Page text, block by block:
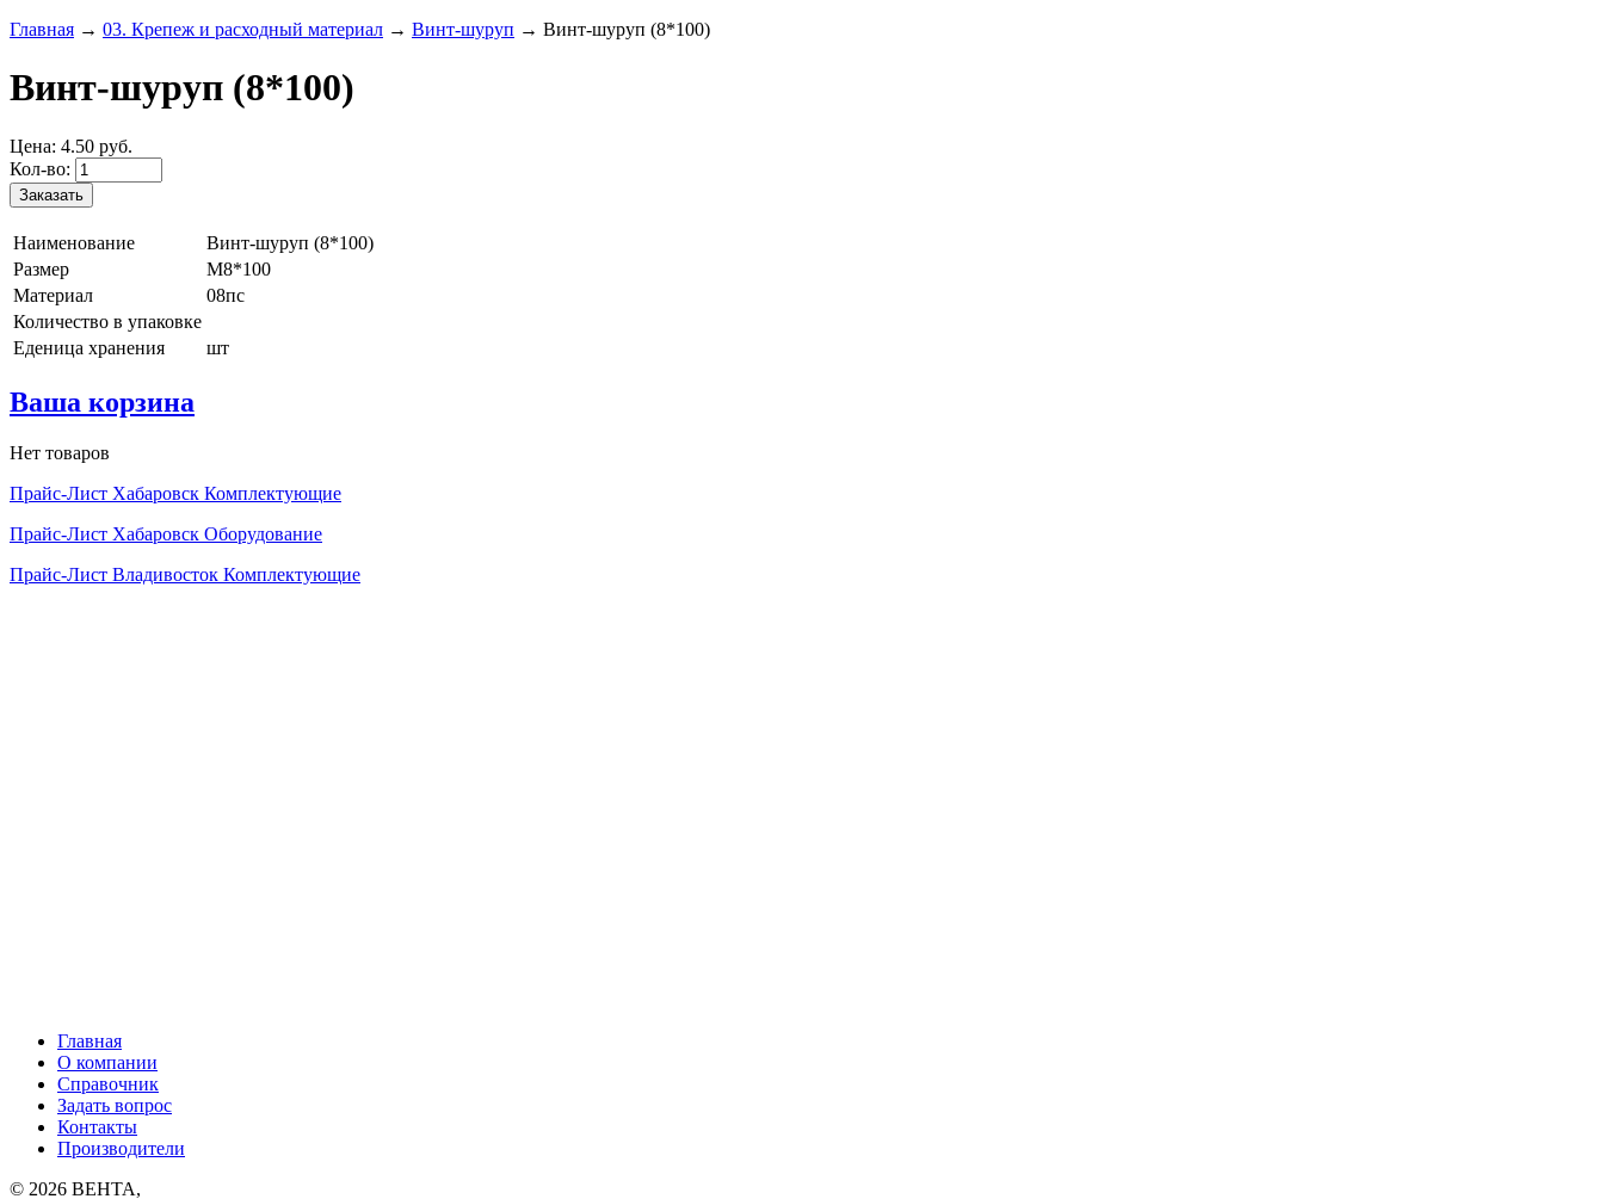
Главная → 03. Крепеж и расходный материал → Винт-шуруп → Винт-шуруп (8*100)
Винт-шуруп (8*100)
Цена: 4.50 руб.
Кол-во:
Наименование
Винт-шуруп (8*100)
Размер
М8*100
Материал
08пс
Количество в упаковке
Еденица хранения
шт
Ваша корзина
Нет товаров
Прайс-Лист Хабаровск Комплектующие
Прайс-Лист Хабаровск Оборудование
Прайс-Лист Владивосток Комплектующие
Главная
О компании
Справочник
Задать вопрос
Контакты
Производители
© 2026 ВЕНТА,